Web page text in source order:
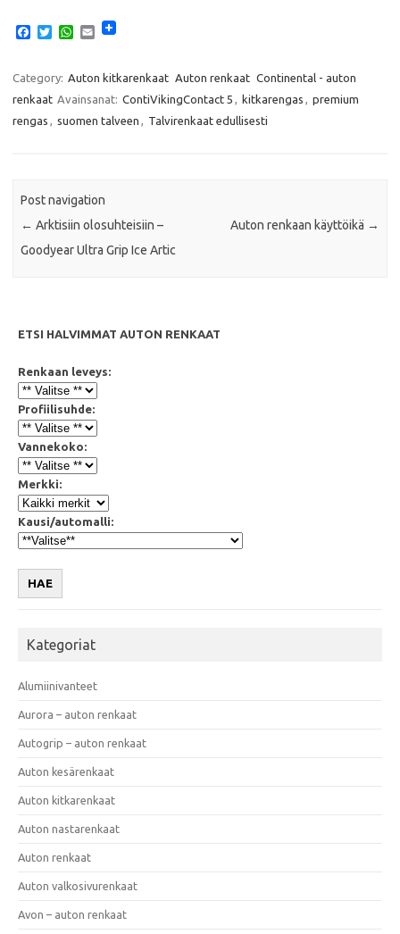
e
b
o
o
k
T
t
t
e
W
t
A
p
E
i
Category: Auton kitkarenkaat Auton renkaat Continental - auton
renkaat Avainsanat: ContiVikingContact 5 kitkarengas
premium
rengas
suomen talveen Talvirenkaat edullisesti
Post navigation
← Arktisiin olosuhteisiin –
Goodyear Ultra Grip Ice Artic
Auton renkaan käyttöikä →
ETSI HALVIMMAT AUTON RENKAAT
Renkaan leveys:
Profiilisuhde:
Vannekoko:
Merkki:
Kausi/automalli:
HAE
Kategoriat
Alumiinivanteet
Aurora – auton renkaat
Autogrip – auton renkaat
Auton kesärenkaat
Auton kitkarenkaat
Auton nastarenkaat
Auton renkaat
Auton valkosivurenkaat
Avon – auton renkaat